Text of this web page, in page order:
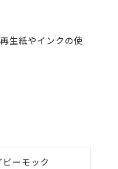
生紙やインクの使
ーモック